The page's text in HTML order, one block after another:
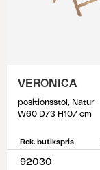
VERONICA
positionsstol, Natur
W60 D73 H107 cm
Rek. butikspris
92030